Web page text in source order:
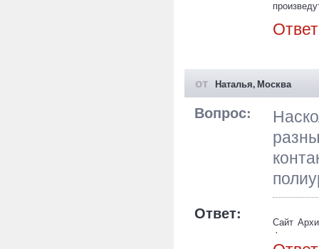
от Наталья, Москва
Вопрос:
Ответ:
Сайт
фасадов